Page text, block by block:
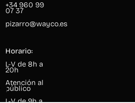
+34 960 99
07 37
pizarro@wayco.es
Horario:
L-V de 8h a
20h
Atención al
público
L-V de 9h a